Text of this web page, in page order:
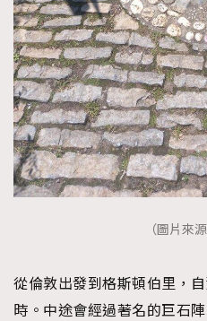
（圖片來
從倫敦出發到格斯頓伯里，
時。中途會經過著名的巨石